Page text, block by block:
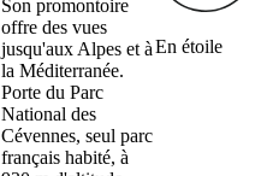
Son promontoire
offre des vues
jusqu'aux Alpes et à
la Méditerranée.
Porte du Parc
National des
Cévennes, seul parc
français habité, à
En étoile